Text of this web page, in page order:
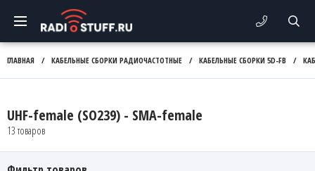
ГЛАВНАЯ / КАБЕЛЬНЫЕ СБОРКИ РАДИОЧАСТОТНЫЕ / КАБЕЛЬНЫЕ СБОРКИ 5D-FB /
UHF-female (SO239) - SMA-female
13 товаров